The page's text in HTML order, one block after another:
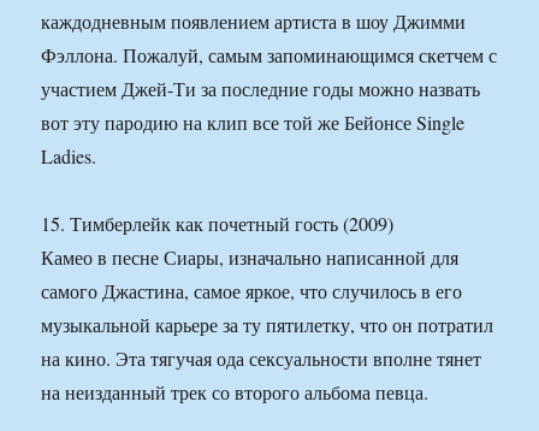
каждодневным появлением артиста в шоу Джимми
Фэллона. Пожалуй, самым запоминающимся скетчем с
участием Джей-Ти за последние годы можно назвать
вот эту пародию на клип все той же Бейонсе Single
Ladies.
15. Тимберлейк как почетный гость (2009)
Камео в песне Сиары, изначально написанной для
самого Джастина, самое яркое, что случилось в его
музыкальной карьере за ту пятилетку, что он потратил
на кино. Эта тягучая ода сексуальности вполне тянет
на неизданный трек со второго альбома певца.